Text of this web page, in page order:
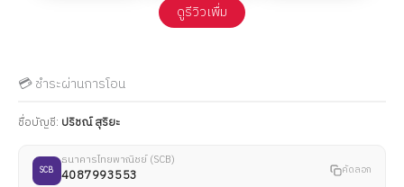
ดูรีวิวเพื่ม
💳 ชำระผ่านการโอน
ชื่อบัญชี: ปริชณ์ สุริยะ
SCB
ธนาคารไทยพาณิชย์ (SCB)
4087993553 คัดลอก